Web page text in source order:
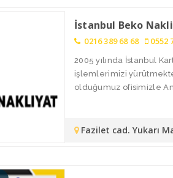
İstanbul Beko
0216 389 68 68 0552
2005 yılında İstanbul
işlemlerimizi
olduğumuz ofisimizle
Fazilet cad. Yukarı